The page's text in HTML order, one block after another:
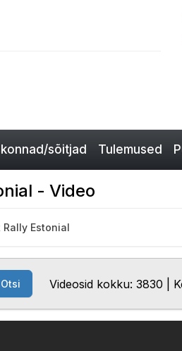
sõitjad Tulemused
- Video
Estonial
Otsi Videosid kokku: 3830 |